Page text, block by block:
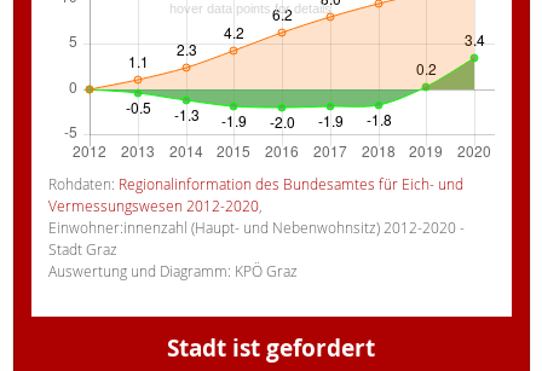
Rohdaten: Regionalinformation des Bundesamtes für Eich- und
Vermessungswesen 2012-2020,
Einwohner:innenzahl (Haupt- und Nebenwohnsitz) 2012-2020 -
Stadt Graz
Auswertung und Diagramm: KPÖ Graz
Stadt ist gefordert